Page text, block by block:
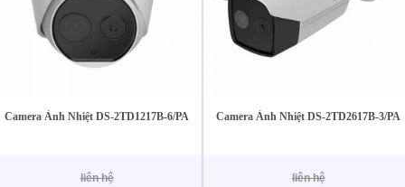
Camera Ảnh Nhiệt DS-2TD1217B-6/PA
liên hệ
Camera Ảnh Nhiệt DS-2TD2617B-3/PA
liên hệ